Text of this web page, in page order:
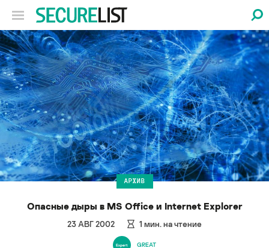
АРХИВ
Опасные дыры в MS Office и Internet Explorer
23 АВГ 2002 1 мин. на чтение
GREAT